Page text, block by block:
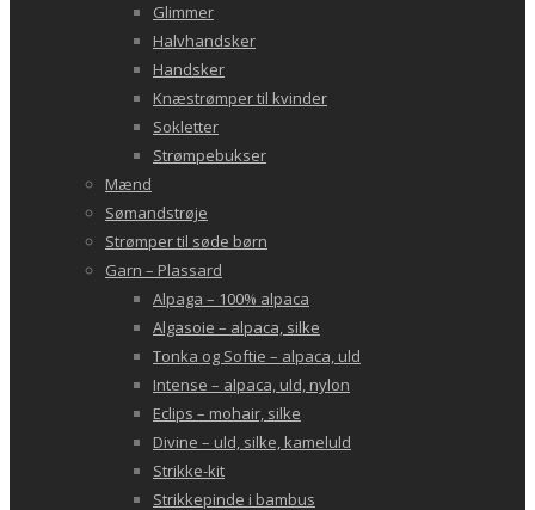
Glimmer
Halvhandsker
Handsker
Knæstrømper til kvinder
Sokletter
Strømpebukser
Mænd
Sømandstrøje
Strømper til søde børn
Garn – Plassard
Alpaga – 100% alpaca
Algasoie – alpaca, silke
Tonka og Softie – alpaca, uld
Intense – alpaca, uld, nylon
Eclips – mohair, silke
Divine – uld, silke, kameluld
Strikke-kit
Strikkepinde i bambus